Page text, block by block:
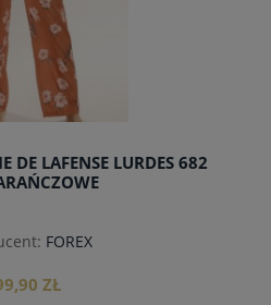
DE LAFENSE LURDES 682
FOREX
ZŁ